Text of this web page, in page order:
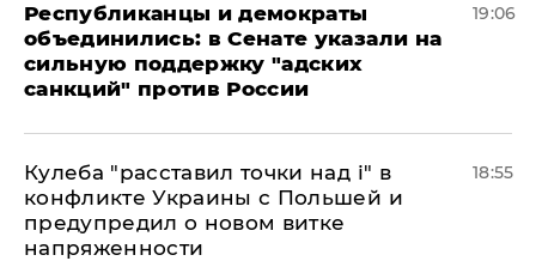
Республиканцы и демократы
объединились: в Сенате указали на
сильную поддержку "адских
санкций" против России
19:06
Кулеба "расставил точки над і" в
конфликте Украины с Польшей и
предупредил о новом витке
напряженности
18:55